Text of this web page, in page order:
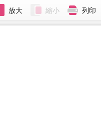
放大 縮小 列印